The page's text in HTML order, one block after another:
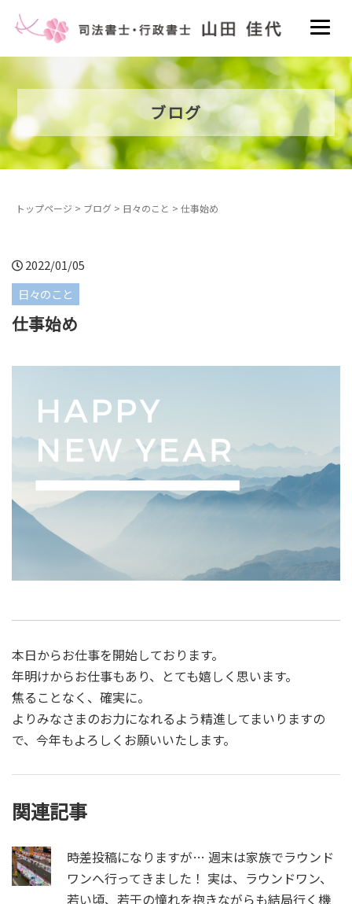
ブログ
トップページ > ブログ > 日々のこと > 仕事始め
2022/01/05
日々のこと
仕事始め
本日からお仕事を開始しております。
年明けからお仕事もあり、とても嬉しく思います。
焦ることなく、確実に。
よりみなさまのお力になれるよう精進してまいりますの
で、今年もよろしくお願いいたします。
関連記事
時差投稿になりますが… 週末は家族でラウンド
ワンへ行ってきました！ 実は、ラウンドワン、
若い頃、若干の憧れを抱きながらも結局行く機